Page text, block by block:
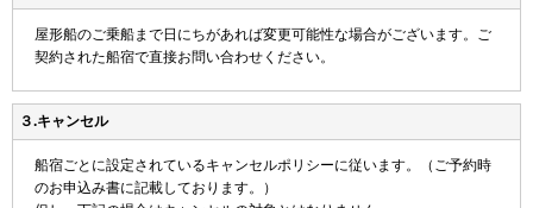
屋形船のご乗船まで日にちがあれば変更可能性な場合がございます。ご
契約された船宿で直接お問い合わせください。
３.キャンセル
船宿ごとに設定されているキャンセルポリシーに従います。（ご予約時
のお申込み書に記載しております。）